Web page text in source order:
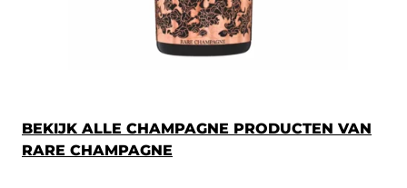
BEKIJK ALLE CHAMPAGNE PRODUCTEN VAN
RARE CHAMPAGNE